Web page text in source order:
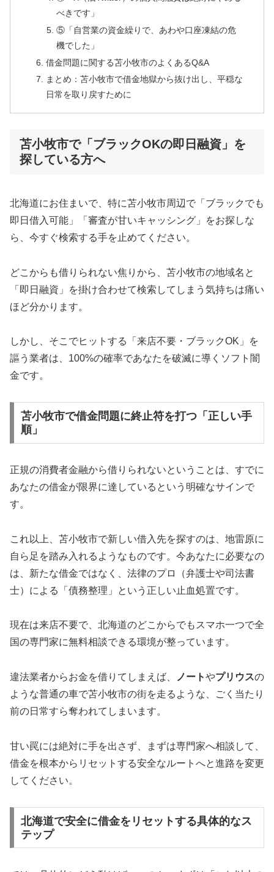
べきです」
⑤「自営業の資金繰りで、あわや口座凍結の危
機でした」
借金問題に関する苫小牧市のよくあるQ&A
まとめ：苫小牧市で借金地獄から抜け出し、平穏な
日常を取り戻すために
苫小牧市で「ブラックOKの即日融資」を
探している方へ
北海道にお住まいで、特に苫小牧市周辺で「ブラックでも
即日借入可能」「審査が甘いキャッシング」をお探しな
ら、今すぐ検索する手を止めてください。
どこからも借りられない焦りから、苫小牧市の地域名と
「即日融資」を掛け合わせて検索してしまう気持ちは痛い
ほど分かります。
しかし、そこでヒットする「来店不要・ブラックOK」を
謳う業者は、100%の確率であなたを破滅に導くソフト闇
金です。
苫小牧市で借金問題に終止符を打つ「正しい手
順」
正規の消費者金融から借りられないということは、すでに
あなたの借金が限界に達しているという明確なサインで
す。
これ以上、苫小牧市で新しい借入先を探すのは、地雷原に
自ら足を踏み入れるようなものです。今あなたに必要なの
は、新たな借金ではなく、法律のプロ（弁護士や司法書
士）による「債務整理」という正しい止血処置です。
現在は来店不要で、北海道のどこからでもスマホ一つで全
国の専門家に無料相談できる環境が整っています。
違法業者からお金を借りてしまえば、 ノートやプリウスの
ような普通の車で苫小牧市の街を走るような、ごく当たり
前の日常すら奪われてしまいます。
甘い罠には絶対に手を出さず、まずは専門家へ相談して、
借金を根本からリセットする安全なルートへと進路を変更
してください。
北海道で安全に借金をリセットする具体的なス
テップ